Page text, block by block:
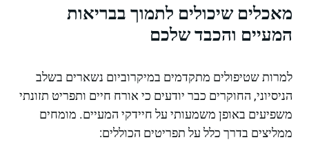
מאכלים שיכולים לתמוך בבריאות
המעיים והכבד שלכם
למרות שטיפולים מתקדמים במיקרוביום נשארים בשלב
הניסיוני, החוקרים כבר יודעים כי אורח חיים ותפריט תזונתי
משפיעים באופן משמעותי על חיידקי המעיים. מומחים
ממליצים בדרך כלל על תפריטים הכוללים: